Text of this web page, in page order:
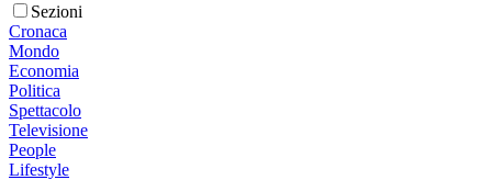
Sezioni
Cronaca
Mondo
Economia
Politica
Spettacolo
Televisione
People
Lifestyle